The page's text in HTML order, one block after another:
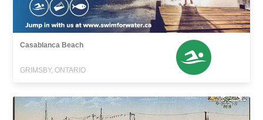
Casablanca Beach
GRIMSBY, ONTARIO